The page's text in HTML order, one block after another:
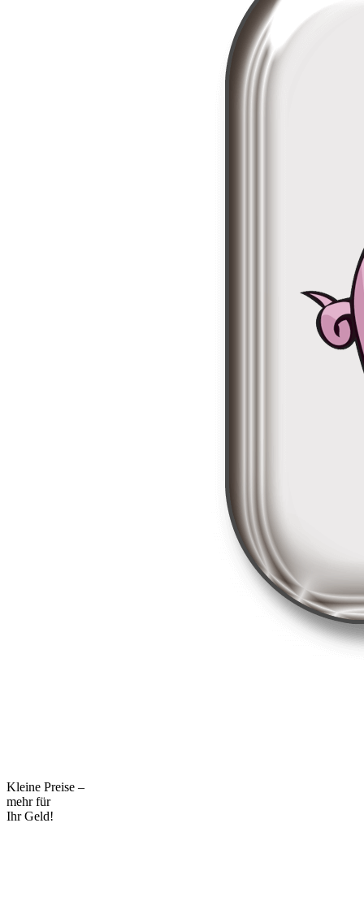
Kleine Preise –
mehr für
Ihr Geld!